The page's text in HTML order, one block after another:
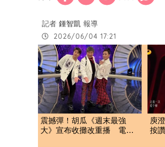
記者 鍾智凱 報導
2026/06/04 17:21
震撼彈！胡瓜《週末最強
大》宣布收攤改重播 電視
庾
按